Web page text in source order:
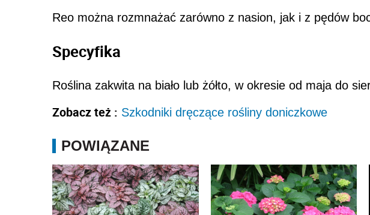
Reo można rozmnażać zarówno z nasion, jak i z pędów
Specyfika
Roślina zakwita na biało lub żółto, w okresie od maja do
Zobacz też : Szkodniki dręczące rośliny doniczkowe
POWIĄZANE